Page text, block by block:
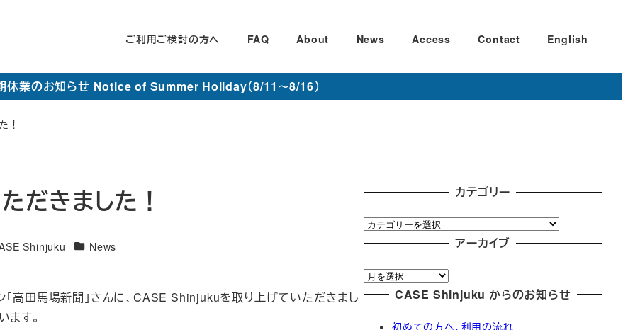
ご利用ご検討の方へ FAQ About News Access Contact English
休業のお知らせ Notice of Summer Holiday（8/11～8/16）
！
だきました！
Shinjuku
カ
リ
News
高田馬場新聞」さんに、CASE Shinjukuを取り上げていただきまし
す。
カテゴリー
カ
テ
リ
ー
アーカイブ
ア
ー
CASE Shinjuku からのお知らせ
初めての方へ、利用の流れ